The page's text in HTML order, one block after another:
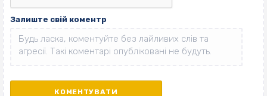
Залиште свій коментр